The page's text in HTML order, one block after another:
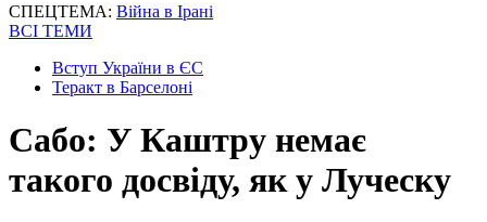
СПЕЦТЕМА: Війна в Ірані
ВСІ ТЕМИ
Вступ України в ЄС
Теракт в Барселоні
Сабо: У Каштру немає
такого досвіду, як у Луческу